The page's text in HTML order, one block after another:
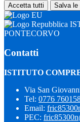
Accetta tutti Salva le
PONTECORVO
Contatti
ISTITUTO
Via San
Tel: 0776
Email:
PEC: